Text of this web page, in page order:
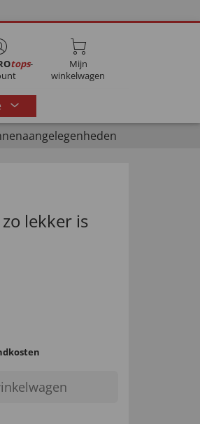
tops-
Mijn
winkelwagen
lekker is